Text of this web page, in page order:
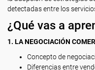
detectadas entre los
¿Qué vas a
1. LA NEGOCIACIÓN
Concepto de
Diferencias entre